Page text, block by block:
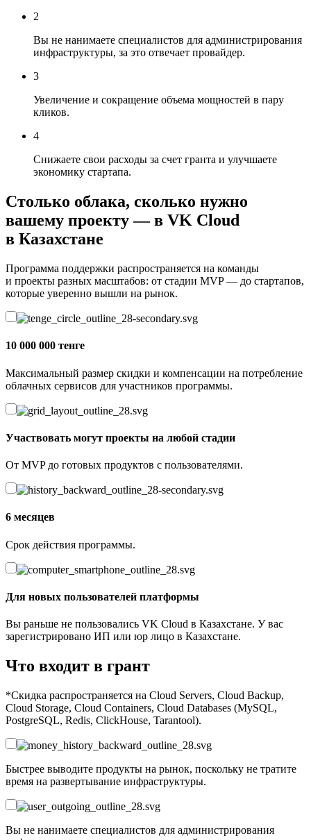
2
Вы не нанимаете специалистов для администрирования
инфраструктуры, за это отвечает провайдер.
3
Увеличение и сокращение объема мощностей в пару
кликов.
4
Снижаете свои расходы за счет гранта и улучшаете
экономику стартапа.
Столько облака, сколько нужно
вашему проекту — в VK Cloud
в Казахстане
Программа поддержки распространяется на команды
и проекты разных масштабов: от стадии MVP — до стартапов,
которые уверенно вышли на рынок.
10 000 000 тенге
Максимальный размер скидки и компенсации на потребление
облачных сервисов для участников программы.
Участвовать могут проекты на любой стадии
От MVP до готовых продуктов с пользователями.
6 месяцев
Срок действия программы.
Для новых пользователей платформы
Вы раньше не пользовались VK Cloud в Казахстане. У вас
зарегистрировано ИП или юр лицо в Казахстане.
Что входит в грант
*Скидка распространяется на Cloud Servers, Cloud Backup,
Cloud Storage, Cloud Containers, Cloud Databases (MySQL,
PostgreSQL, Redis, ClickHouse, Tarantool).
Быстрее выводите продукты на рынок, поскольку не тратите
время на развертывание инфраструктуры.
Вы не нанимаете специалистов для администрирования